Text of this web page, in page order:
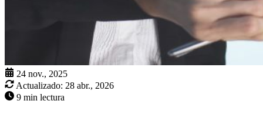
24 nov., 2025
Actualizado: 28 abr., 2026
9 min lectura